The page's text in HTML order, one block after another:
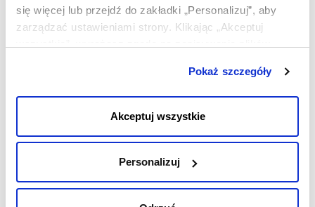
się więcej lub przejdź do zakładki „Personalizuj”, aby
zarządzać ustawieniami strony. Klikając „Akceptuj
akceptujesz przechowywanie tylko niezbędnych plików
cookies.
Pokaż szczegóły
Akceptuj wszystkie
Personalizuj
Edytowanie Jobs
Włączanie/Wyłączanie Jobs
Restore